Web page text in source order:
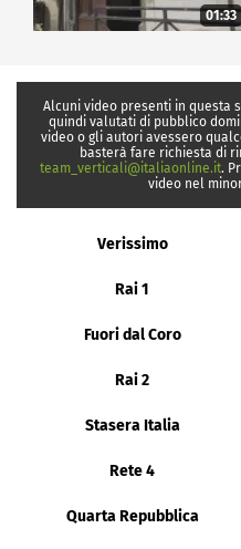
01:33
Alcuni video presenti in questa
quindi valutati di pubblico
video o gli autori avessero
basterà fare richiesta di
team_verticali@italiaonline.it.
video nel
Verissimo
Rai 1
Fuori dal Coro
Rai 2
Stasera Italia
Rete 4
Quarta Repubblica